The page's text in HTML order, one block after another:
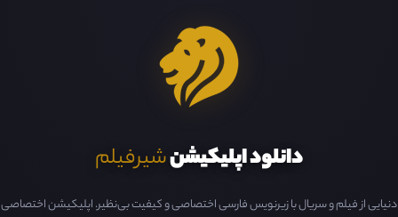
دانلود اپلیکیشنشیرفیلم
دنیایی از فیلم و سریال با زیرنویس فارسی اختصاصی و کیفیت بی‌نظیر. اپلیکیشن اختصاصی